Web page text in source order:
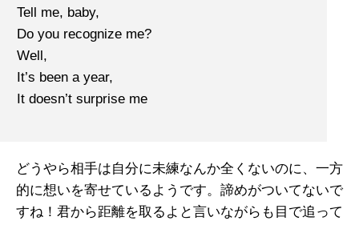
Tell me, baby,
Do you recognize me?
Well,
It’s been a year,
It doesn’t surprise me
どうやら相手は自分に未練なんか全くないのに、一方
的に想いを寄せているようです。諦めがついてないで
すね！君から距離を取るよと言いながらも目で追って